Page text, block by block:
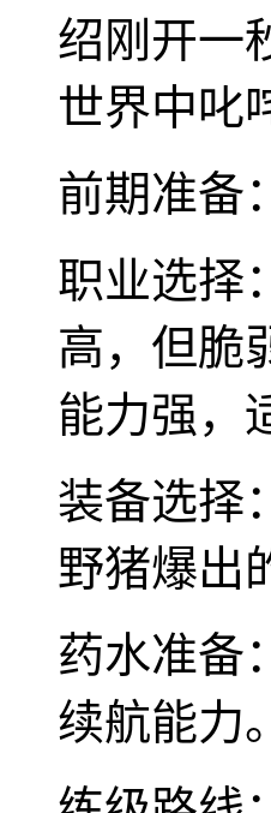
绍刚开一
世界中叱
前期准备：
职业选择
高，但脆
能力强，
装备选择
野猪爆出
药水准备
续航能力。